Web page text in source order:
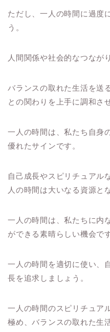
ただし、一人の時間に過度
う。
人間関係や社会的なつなが
バランスの取れた生活を送
との関わりを上手に調和さ
一人の時間は、私たち自身
優れたサインです。
自己成長やスピリチュアル
人の時間は大いなる資源と
一人の時間は、私たちに内
ができる素晴らしい機会です
一人の時間を適切に使い、
長を追求しましょう。
一人の時間のスピリチュア
極め、バランスの取れた生